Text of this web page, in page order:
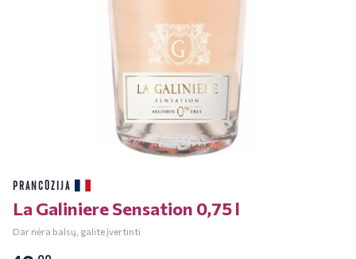
PRANCŪZIJA
La Galiniere Sensation 0,75 l
Dar nėra balsų, galite įvertinti